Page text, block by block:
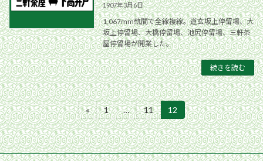
1907年3月6日
1,067mm軌間で全線複線。道玄坂上停留場、大
坂上停留場、大橋停留場、池尻停留場、三軒茶
屋停留場が開業した。
続きを読む
投
稿
の
«
固
定
ペ
ー
ジ
1 …
固
定
ペ
ー
ジ
11
固
定
ペ
ー
ジ
12